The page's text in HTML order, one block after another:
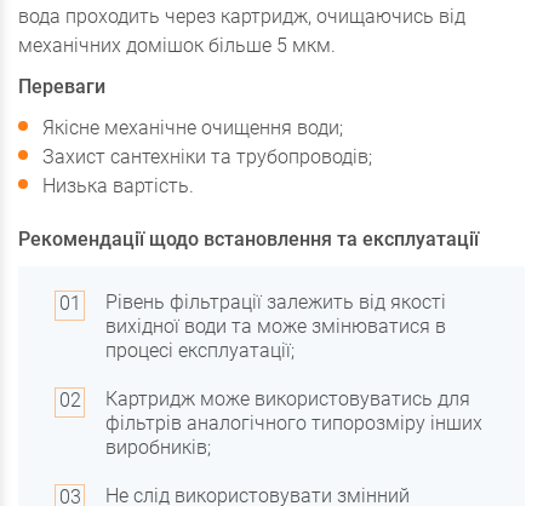
вода проходить через картридж, очищаючись від
механічних домішок більше 5 мкм.
Переваги
Якісне механічне очищення води;
Захист сантехніки та трубопроводів;
Низька вартість.
Рекомендації щодо встановлення та експлуатації
Рівень фільтрації залежить від якості
вихідної води та може змінюватися в
процесі експлуатації;
Картридж може використовуватись для
фільтрів аналогічного типорозміру інших
виробників;
Не слід використовувати змінний